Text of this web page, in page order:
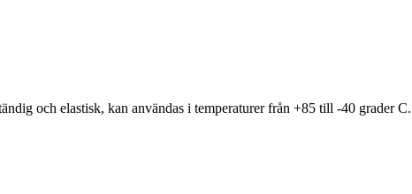
och elastisk, kan användas i temperaturer från +85 till -40 grader C.